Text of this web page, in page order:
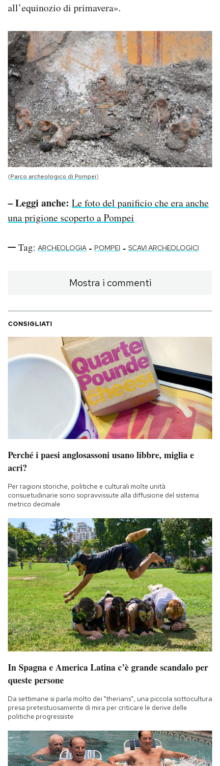
all’equinozio di primavera».
(Parco archeologico di Pompei)
– Leggi anche: Le foto del panificio che era anche
una prigione scoperto a Pompei
Tag: ARCHEOLOGIA - POMPEI - SCAVI ARCHEOLOGICI
Mostra i commenti
CONSIGLIATI
Perché i paesi anglosassoni usano libbre, miglia e
acri?
Per ragioni storiche, politiche e culturali molte unità
consuetudinarie sono sopravvissute alla diffusione del sistema
metrico decimale
In Spagna e America Latina c’è grande scandalo per
queste persone
Da settimane si parla molto dei "therians", una piccola sottocultura
presa pretestuosamente di mira per criticare le derive delle
politiche progressiste